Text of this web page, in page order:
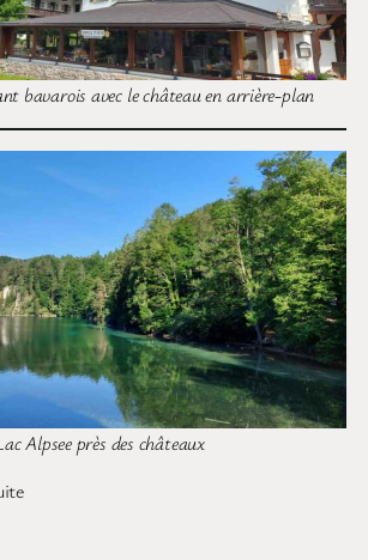
bavarois avec le château en arrière-plan
Alpsee près des châteaux